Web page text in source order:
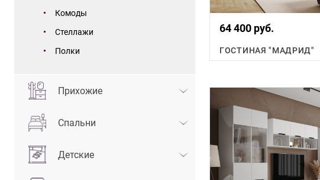
Комоды
Стеллажи
Полки
Прихожие
Спальни
Детские
64 400 руб.
ГОСТИНАЯ "МАДРИД"